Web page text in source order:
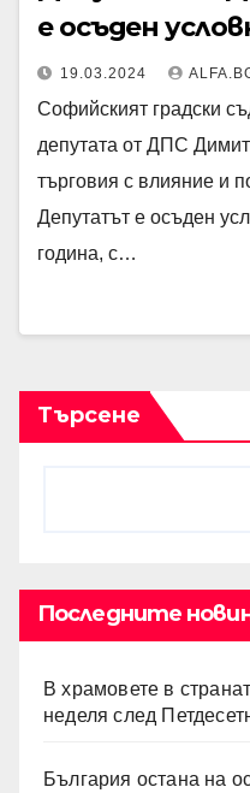
е осъден
19.03.2024
Софийският градски
депутата от ДПС
търговия с влияние и
Депутатът е осъден
година, с…
Търсене
Последните
В храмовете в
неделя след
България остана на